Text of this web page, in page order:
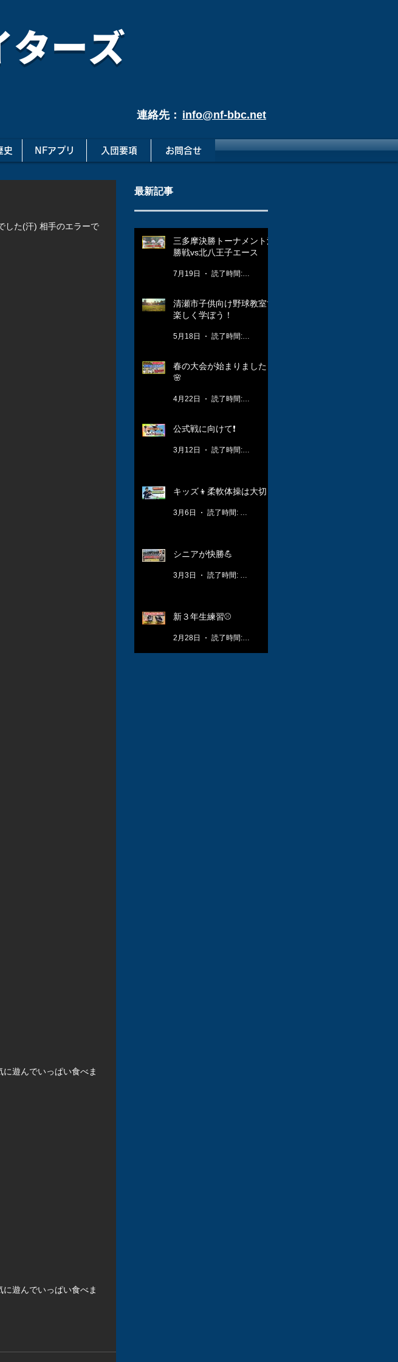
ターズ
連絡先： info@nf-bbc.net
史 NFアプリ 入団要項 お問合せ
した(汗) 相手のエラーで
遊んでいっぱい食べま
遊んでいっぱい食べま
最新記事
三多摩決勝トーナメント決
勝戦vs北八王子エース
7月19日
清瀬市子供向け野球教室で
楽しく学ぼう！
5月18日
春の大会が始まりました！
🌸
4月22日
公式戦に向けて❗️
3月12日
キッズ👦柔軟体操は大切🤸
3月6日
シニアが快勝💪
3月3日
新３年生練習⚾️
2月28日